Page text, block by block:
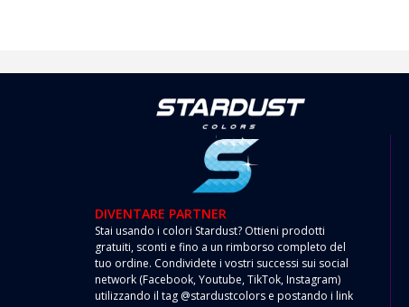
DIVENTARE PARTNER
Stai usando i colori Stardust? Ottieni prodotti
gratuiti, sconti e fino a un rimborso completo del
tuo ordine. Condividete i vostri successi sui social
network (Facebook, Youtube, TikTok, Instagram)
utilizzando il tag @stardustcolors e postando i link